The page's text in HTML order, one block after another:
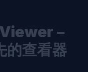
–
的查看器